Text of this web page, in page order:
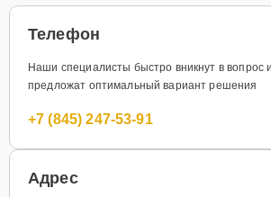
Телефон
Наши специалисты быстро вникнут в вопрос и
предложат оптимальный вариант решения
+7 (845) 247-53-91
Адрес